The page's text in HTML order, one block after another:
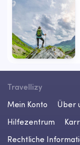
Travellizy
Mein Konto
Über
Hilfezentrum
Rechtliche